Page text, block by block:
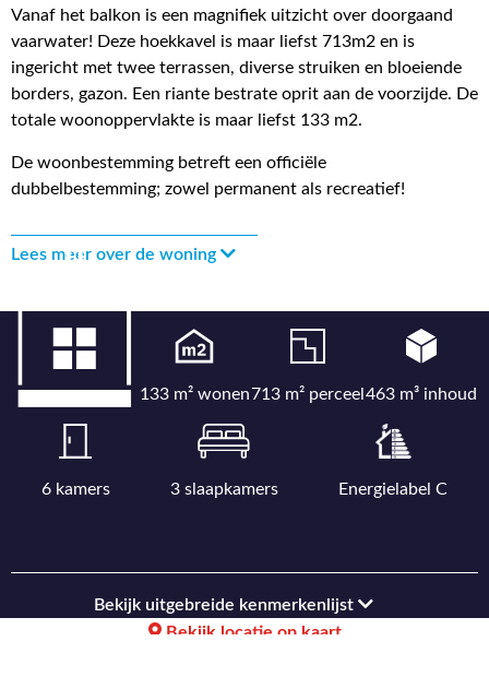
Vanaf het balkon is een magnifiek uitzicht over doorgaand
vaarwater! Deze hoekkavel is maar liefst 713m2 en is
ingericht met twee terrassen, diverse struiken en bloeiende
borders, gazon. Een riante bestrate oprit aan de voorzijde. De
totale woonoppervlakte is maar liefst 133 m2.
De woonbestemming betreft een officiële
dubbelbestemming; zowel permanent als recreatief!
Lees meer over de woning
133 m² wonen713 m² perceel 463 m³ inhoud
6 kamers 3 slaapkamers Energielabel C
Bekijk uitgebreide kenmerkenlijst
Bekijk locatie op kaart